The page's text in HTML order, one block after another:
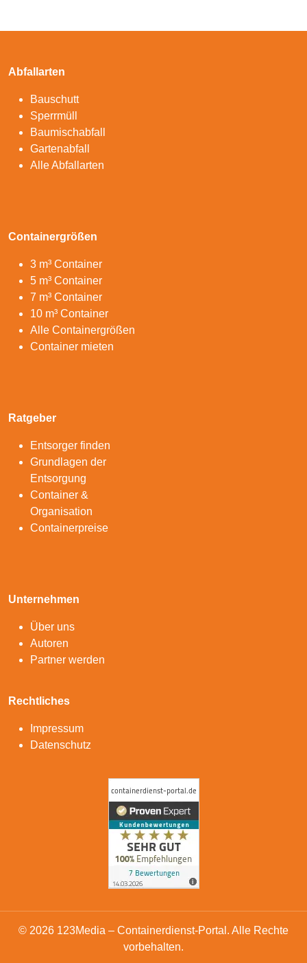
Abfallarten
Bauschutt
Sperrmüll
Baumischabfall
Gartenabfall
Alle Abfallarten
Containergrößen
3 m³ Container
5 m³ Container
7 m³ Container
10 m³ Container
Alle Containergrößen
Container mieten
Ratgeber
Entsorger finden
Grundlagen der
Entsorgung
Container &
Organisation
Containerpreise
Unternehmen
Über uns
Autoren
Partner werden
Rechtliches
Impressum
Datenschutz
© 2026 123Media – Containerdienst-Portal. Alle Rechte
vorbehalten.